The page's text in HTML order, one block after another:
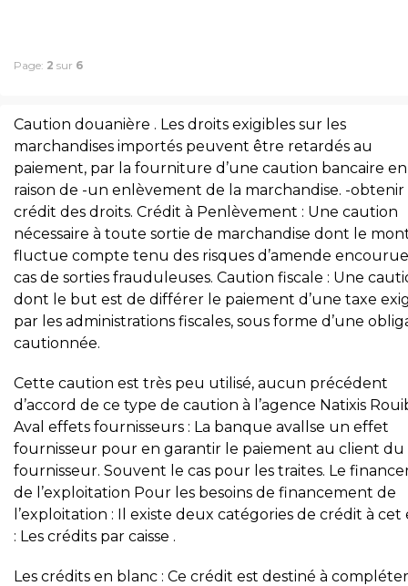
Page: 2 sur 6
Caution douanière . Les droits exigibles sur les
marchandises importés peuvent être retardés au
paiement, par la fourniture d’une caution bancaire en
raison de -un enlèvement de la marchandise. -
crédit des droits. Crédit à Penlèvement : Une caution
nécessaire à toute sortie de marchandise dont le
fluctue compte tenu des risques d’amende
cas de sorties frauduleuses. Caution fiscale : Une
dont le but est de différer le paiement d’une taxe
par les administrations fiscales, sous forme d’une
cautionnée.
Cette caution est très peu utilisé, aucun précédent
d’accord de ce type de caution à l’agence Natixis
Aval effets fournisseurs : La banque avallse un effet
fournisseur pour en garantir le paiement au client du
fournisseur. Souvent le cas pour les traites. Le
de l’exploitation Pour les besoins de financement de
l’exploitation : Il existe deux catégories de crédit à
: Les crédits par caisse .
Les crédits en blanc : Ce crédit est destiné à